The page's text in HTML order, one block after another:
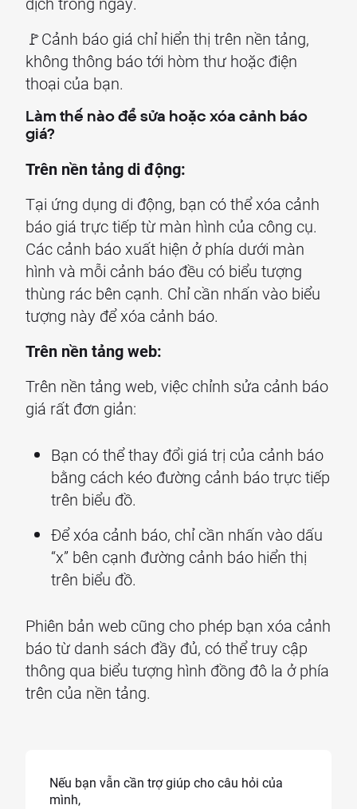
🚩Cảnh báo giá chỉ hiển thị trên nền tảng,
không thông báo tới hòm thư hoặc điện
thoại của bạn.
Làm thế nào để sửa hoặc xóa cảnh báo
giá?
Trên nền tảng di động:
Tại ứng dụng di động, bạn có thể xóa cảnh
báo giá trực tiếp từ màn hình của công cụ.
Các cảnh báo xuất hiện ở phía dưới màn
hình và mỗi cảnh báo đều có biểu tượng
thùng rác bên cạnh. Chỉ cần nhấn vào biểu
tượng này để xóa cảnh báo.
Trên nền tảng web:
Trên nền tảng web, việc chỉnh sửa cảnh báo
giá rất đơn giản:
Bạn có thể thay đổi giá trị của cảnh báo
bằng cách kéo đường cảnh báo trực tiếp
trên biểu đồ.
Để xóa cảnh báo, chỉ cần nhấn vào dấu
“x” bên cạnh đường cảnh báo hiển thị
trên biểu đồ.
Phiên bản web cũng cho phép bạn xóa cảnh
báo từ danh sách đầy đủ, có thể truy cập
thông qua biểu tượng hình đồng đô la ở phía
trên của nền tảng.
Nếu bạn vẫn cần trợ giúp cho câu hỏi của
mình,